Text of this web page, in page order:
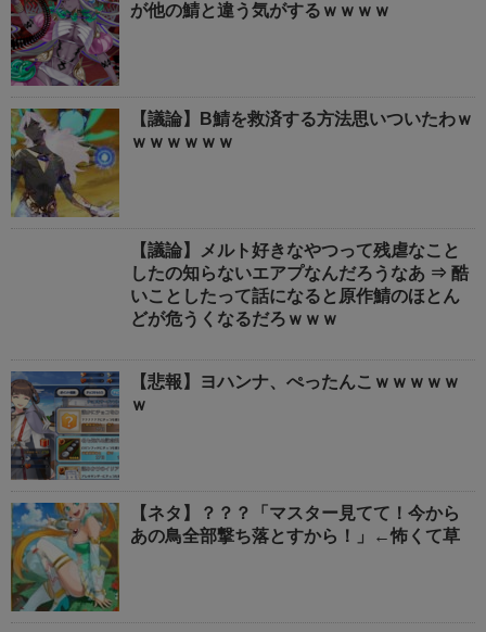
が他の鯖と違う気がするｗｗｗｗ
【議論】B鯖を救済する方法思いついたわｗ
ｗｗｗｗｗｗ
【議論】メルト好きなやつって残虐なこと
したの知らないエアプなんだろうなあ ⇒ 酷
いことしたって話になると原作鯖のほとん
どが危うくなるだろｗｗｗ
【悲報】ヨハンナ、ぺったんこｗｗｗｗｗ
ｗ
【ネタ】？？？「マスター見てて！今から
あの鳥全部撃ち落とすから！」←怖くて草